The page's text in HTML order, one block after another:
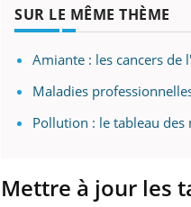
SUR LE MÊME THÈME
Amiante : les cancers
Maladies
Pollution : le tableau
Mettre à jour les